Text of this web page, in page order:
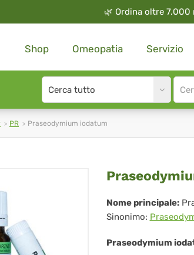
🌿 Ordina oltre
Shop Omeopatia Servizio
Search
type
Site
PR Praseodymium iodatum
iodatum
Nome principale:
Sinonimo:
Praseodymium